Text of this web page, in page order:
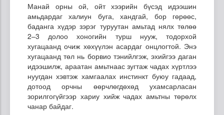
Манай орны ой, ойт хээрийн бүсэд идээшин
амьдардаг халиун буга, хандгай, бор гөрөөс,
баданга хүдэр зэрэг туруутан амьтад нялх төлөө
2–3 долоо хоногийн турш нууж, тодорхой
хугацаанд очиж хөхүүлэн асардаг онцлогтой. Энэ
хугацаанд төл нь борвио тэнийлгэж, эхийгээ даган
идээшилж, араатан амьтнаас зугтаж чадах хүртлээ
нуугдан хэвтэж хамгаалах инстинкт буюу гадаад,
дотоод орчны өөрчлөгдөхөд ухамсарласан
зорилгогүйгээр хариу хийж чадах амьтны төрөлх
чанар байдаг.